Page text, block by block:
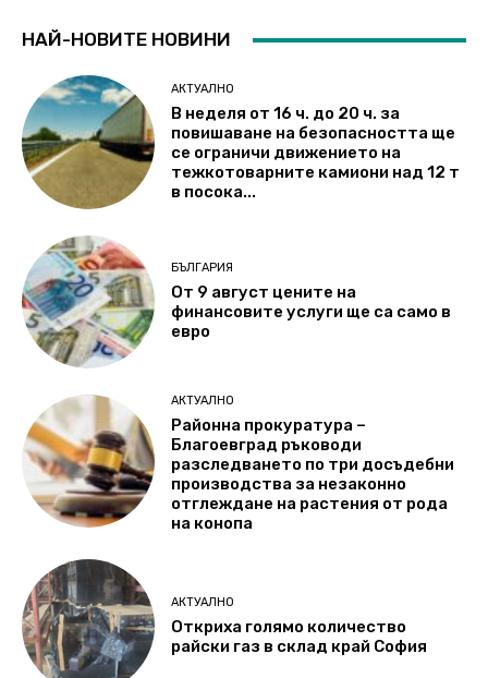
НАЙ-НОВИТЕ НОВИНИ
АКТУАЛНО
В неделя от 16 ч. до 20 ч. за
повишаване на безопасността ще
се ограничи движението на
тежкотоварните камиони над 12 т
в посока...
БЪЛГАРИЯ
От 9 август цените на
финансовите услуги ще са само в
евро
АКТУАЛНО
Районна прокуратура –
Благоевград ръководи
разследването по три досъдебни
производства за незаконно
отглеждане на растения от рода
на конопа
АКТУАЛНО
Откриха голямо количество
райски газ в склад край София